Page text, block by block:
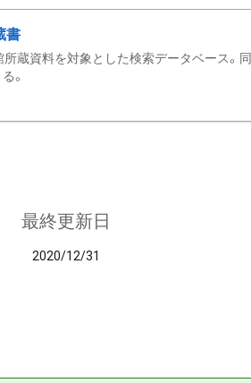
書
蔵資料を対象とした検索データベース。
。
最終更新日
2020/12/31